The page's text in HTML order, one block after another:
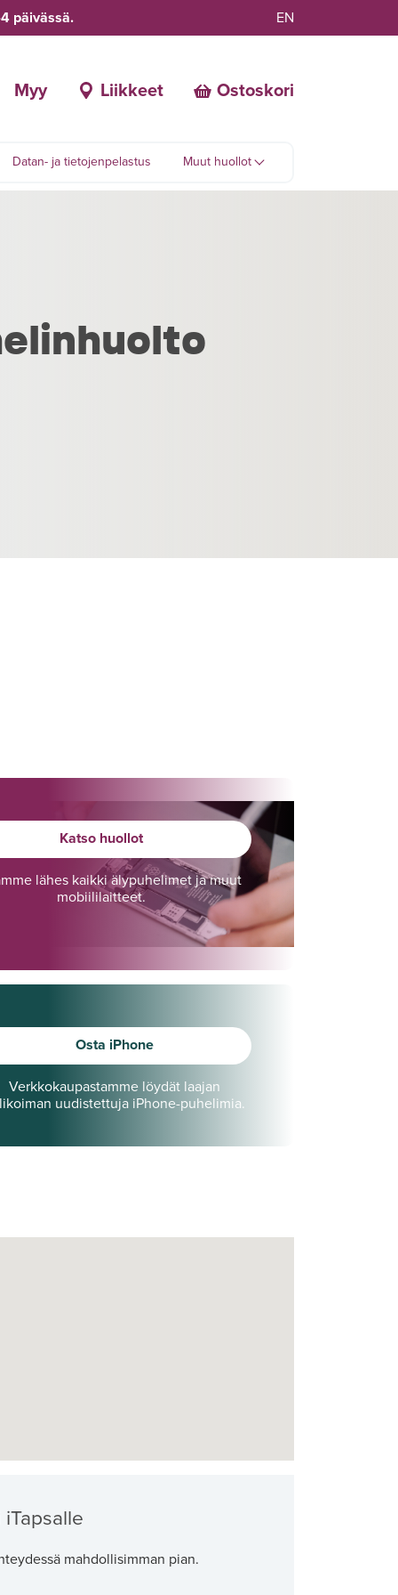
päivässä. EN
Myy Liikkeet Ostoskori
Datan- ja tietojenpelastus Muut huollot
Katso huollot
lähes kaikki älypuhelimet ja muut
mobiililaitteet.
Osta iPhone
Verkkokaupastamme löydät laajan
uudistettuja iPhone-puhelimia.
mahdollisimman pian.